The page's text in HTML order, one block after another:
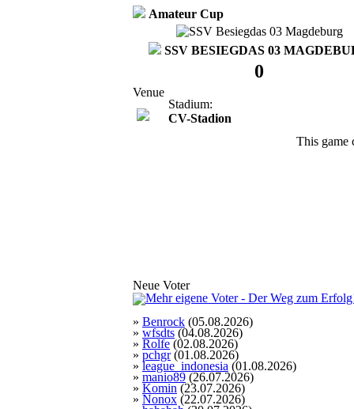
Amateur Cup
SSV BESIEGDAS 03
0
Venue
Stadium:
CV-Stadion
This game
Neue Voter
» Benrock (05.08.2026)
» wfsdts (04.08.2026)
» Rolfe (02.08.2026)
» pchgr(01.08.2026)
» league_indonesia (01.08.2026)
» manio89 (26.07.2026)
» Komin (23.07.2026)
» Nonox (22.07.2026)